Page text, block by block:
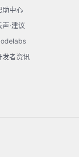
助中心
声·建议
发者资讯